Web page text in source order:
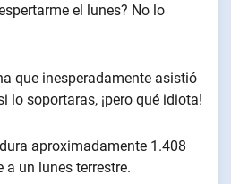
el lunes? No lo
que inesperadamente asistió
lo soportaras, ¡pero qué idiota!
aproximadamente 1.408
a un lunes terrestre.